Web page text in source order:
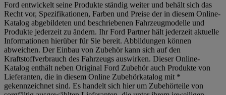
Ford entwickelt seine Produkte ständig weiter und behält sich das
Recht vor, Spezifikationen, Farben und Preise der in diesem Online-
Katalog abgebildeten und beschriebenen Fahrzeugmodelle und
Produkte jederzeit zu ändern. Ihr Ford Partner hält jederzeit aktuelle
Informationen hierüber für Sie bereit. Abbildungen können
abweichen. Der Einbau von Zubehör kann sich auf den
Kraftstoffverbrauch des Fahrzeugs auswirken. Dieser Online-
Katalog enthält neben Original Ford Zubehör auch Produkte von
Lieferanten, die in diesem Online Zubehörkatalog mit *
gekennzeichnet sind. Es handelt sich hier um Zubehörteile von